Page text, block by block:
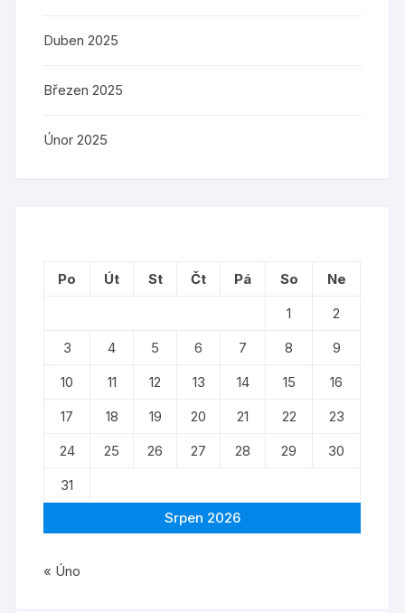
Duben 2025
Březen 2025
Únor 2025
Srpen 2026
Po Út St Čt Pá So
Ne
1
2
3
4 5 6 7 8
9
10
11 12 13 14 15
16
17
18 19 20 21 22
23
24
25 26 27 28 29
30
31
« Úno